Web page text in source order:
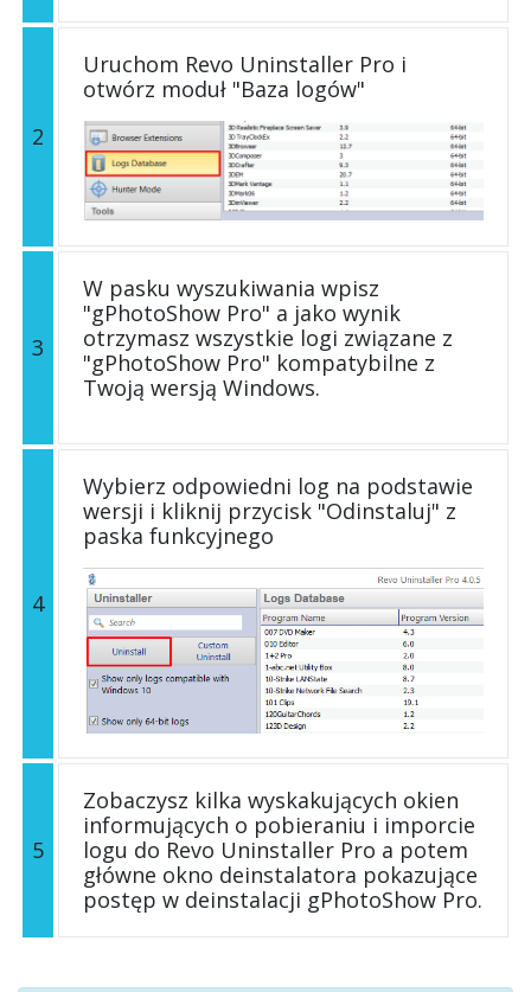
2
Uruchom Revo Uninstaller Pro i
otwórz moduł "Baza logów"
3
W pasku wyszukiwania wpisz
"gPhotoShow Pro" a jako wynik
otrzymasz wszystkie logi związane z
"gPhotoShow Pro" kompatybilne z
Twoją wersją Windows.
4
Wybierz odpowiedni log na podstawie
wersji i kliknij przycisk "Odinstaluj" z
paska funkcyjnego
5
Zobaczysz kilka wyskakujących okien
informujących o pobieraniu i imporcie
logu do Revo Uninstaller Pro a potem
główne okno deinstalatora pokazujące
postęp w deinstalacji gPhotoShow Pro.